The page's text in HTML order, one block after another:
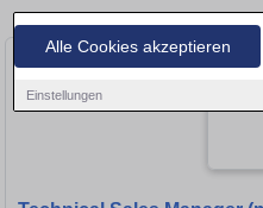
Alle Cookies akzeptieren
Einstellungen